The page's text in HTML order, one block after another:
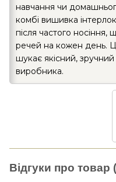
навчання чи
комбі вишивка
після частого
речей на кожен день.
шукає якісний, зручний
виробника.
Відгуки про товар